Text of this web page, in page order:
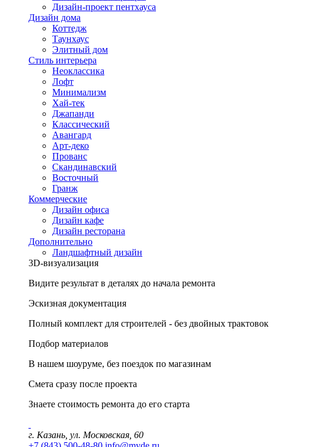
Дизайн-проект пентхауса
Дизайн дома
Коттедж
Таунхаус
Элитный дом
Стиль интерьера
Неоклассика
Лофт
Минимализм
Хай-тек
Джапанди
Классический
Авангард
Арт-деко
Прованс
Скандинавский
Восточный
Гранж
Коммерческие
Дизайн офиса
Дизайн кафе
Дизайн ресторана
Дополнительно
Ландшафтный дизайн
3D-визуализация
Видите результат в деталях до начала ремонта
Эскизная документация
Полный комплект для строителей - без двойных трактовок
Подбор материалов
В нашем шоуруме, без поездок по магазинам
Смета сразу после проекта
Знаете стоимость ремонта до его старта
г. Казань, ул. Московская, 60